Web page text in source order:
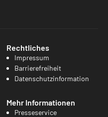
Rechtliches
Impressum
Barrierefreiheit
Datenschutzinformation
Mehr Informationen
Presseservice